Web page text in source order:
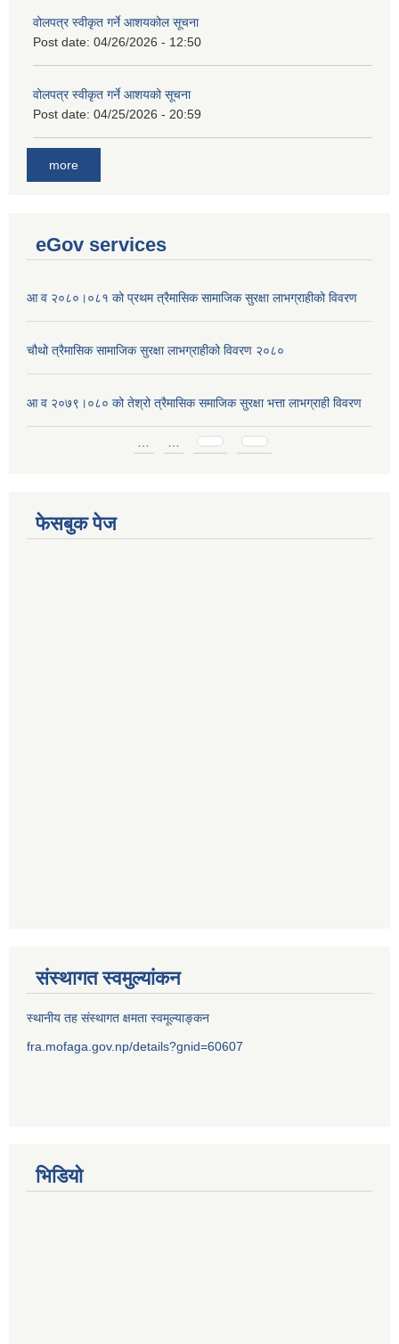
वोलपत्र स्वीकृत गर्ने आशयकोल सूचना
Post date: 04/26/2026 - 12:50
वोलपत्र स्वीकृत गर्ने आशयको सूचना
Post date: 04/25/2026 - 20:59
more
eGov services
आ व २०८०।०८१ को प्रथम त्रैमासिक सामाजिक सुरक्षा लाभग्राहीको विवरण
चौथो त्रैमासिक सामाजिक सुरक्षा लाभग्राहीको विवरण २०८०
आ व २०७९।०८० को तेश्रो त्रैमासिक समाजिक सुरक्षा भत्ता लाभग्राही विवरण
फेसबुक पेज
संस्थागत स्वमुल्यांकन
स्थानीय तह संस्थागत क्षमता स्वमूल्याङ्कन
fra.mofaga.gov.np/details?gnid=60607
भिडियो